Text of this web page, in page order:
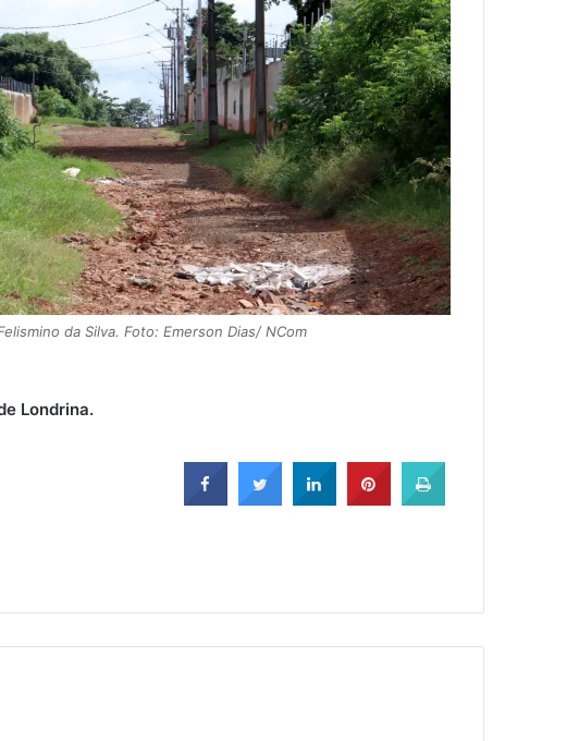
da Silva. Foto: Emerson Dias/ NCom
Londrina.